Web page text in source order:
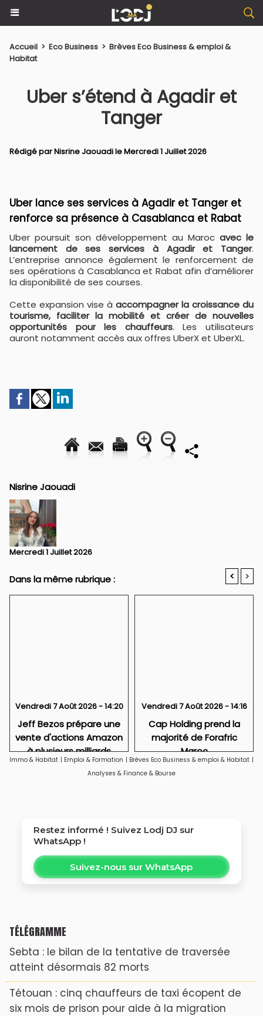
Accueil > Eco Business > Brèves Eco Business & emploi &
Habitat
Uber s’étend à Agadir et
Tanger
Rédigé parNisrine Jaouadile Mercredi 1 Juillet 2026
Uber lance ses services à Agadir et Tanger et
renforce sa présence à Casablanca et Rabat
Uber poursuit son développement au Maroc avec le
lancement de ses services à Agadir et Tanger.
L’entreprise annonce également le renforcement de
ses opérations à Casablanca et Rabat afin d’améliorer
la disponibilité de ses courses.
Cette expansion vise à accompagner la croissance du
tourisme, faciliter la mobilité et créer de nouvelles
opportunités pour les chauffeurs. Les utilisateurs
auront notamment accès aux offres UberX et UberXL.
Nisrine Jaouadi
Mercredi 1 Juillet 2026
Dans la même rubrique : < >
Vendredi 7 Août 2026 - 14:20
Jeff Bezos prépare une
vente d'actions Amazon
à plusieurs milliards
Vendredi 7 Août 2026 - 14:16
Cap Holding prend la
majorité de Forafric
Maroc
Immo & Habitat | Emploi & Formation | Brèves Eco Business & emploi & Habitat |
Analyses & Finance & Bourse
Restez informé ! Suivez Lodj DJ sur
WhatsApp !
Suivez-nous sur WhatsApp
TÉLÉGRAMME
Sebta : le bilan de la tentative de traversée
atteint désormais 82 morts
Tétouan : cinq chauffeurs de taxi écopent de
six mois de prison pour aide à la migration